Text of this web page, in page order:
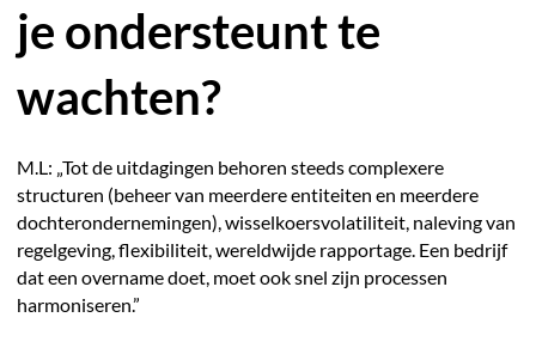
je ondersteunt te
wachten?
M.L: „Tot de uitdagingen behoren steeds complexere
structuren (beheer van meerdere entiteiten en meerdere
dochterondernemingen), wisselkoersvolatiliteit, naleving van
regelgeving, flexibiliteit, wereldwijde rapportage. Een bedrijf
dat een overname doet, moet ook snel zijn processen
harmoniseren.”